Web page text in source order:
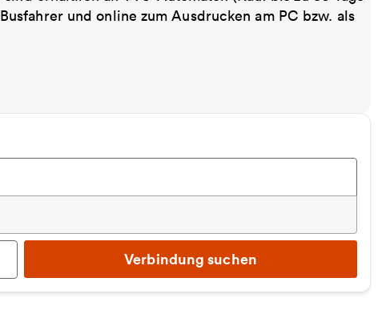
und online zum Ausdrucken am PC bzw. als
Verbindung suchen